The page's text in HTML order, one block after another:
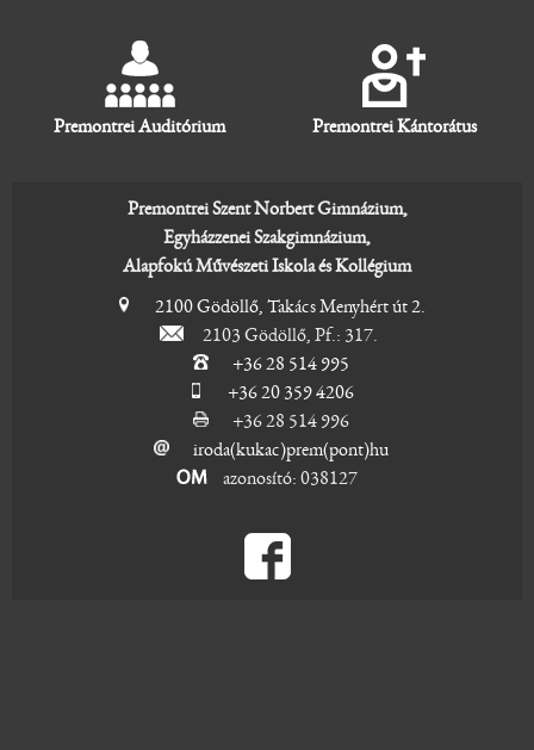
Premontrei Auditórium Premontrei Kántorátus
Premontrei Szent Norbert Gimnázium,
Egyházzenei Szakgimnázium,
Alapfokú Művészeti Iskola és Kollégium
2100 Gödöllő, Takács Menyhért út 2.
2103 Gödöllő, Pf.: 317.
+36 28 514 995
+36 20 359 4206
+36 28 514 996
iroda(kukac)prem(pont)hu
azonosító: 038127